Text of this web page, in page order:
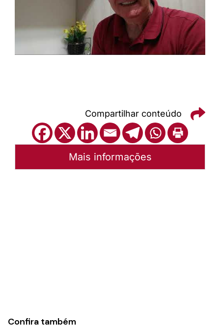
Compartilhar conteúdo
Mais informações
Confira também